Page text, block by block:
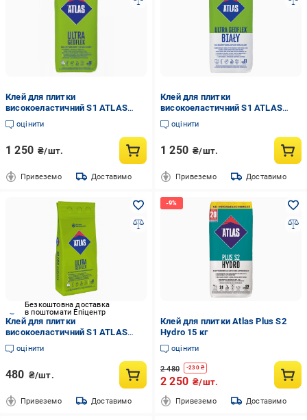
Клей для плитки
високоеластичний S1 ATLAS
GEOFLEX ULTRA 25 кг
оцінити
1 250 ₴/шт.
Привеземо Доставимо
Клей для плитки
високоеластичний S1 ATLAS
GEOFLEX ULTRA WHITE 22,5 кг
оцінити
1 250 ₴/шт.
Привеземо Доставимо
Безкоштовна доставка
в поштомати Епіцентр
Клей для плитки
високоеластичний S1 ATLAS
GEOFLEX ULTRA 5 кг
оцінити
480 ₴/шт.
Привеземо Доставимо
Клей для плитки Atlas Plus S2
Hydro 15 кг
оцінити
2 480 -230₴
2 250 ₴/шт.
Привеземо Доставимо